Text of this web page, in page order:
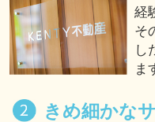
経
そ
し
ま
きめ細かな